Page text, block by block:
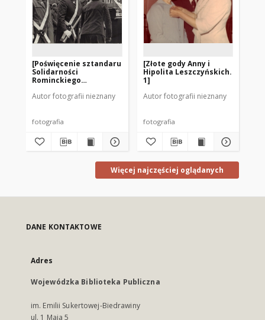
[Poświęcenie sztandaru
Solidarności
Rominckiego
placu Zwycięstwa w
Autor fotografii nieznany
fotografia
[Złote gody Anny i
Hipolita Leszczyńskich.
1]
Autor fotografii nieznany
fotografia
Więcej najczęściej oglądanych
DANE KONTAKTOWE
Adres
Wojewódzka Biblioteka Publiczna
im. Emilii Sukertowej-Biedrawiny
ul. 1 Maja 5